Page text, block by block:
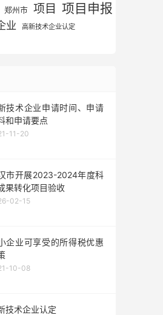
郑州市 项目 项目申报
业 高新技术企业认定
技术企业申请时间、申请
和申请要点
11-20
市开展2023-2024年度科
果转化项目验收
02-15
企业可享受的所得税优惠
10-08
技术企业认定